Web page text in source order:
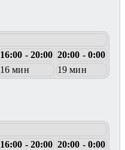
16:00 - 20:00 20:00 - 0:00
16 мин
19 мин
16:00 - 20:00 20:00 - 0:00